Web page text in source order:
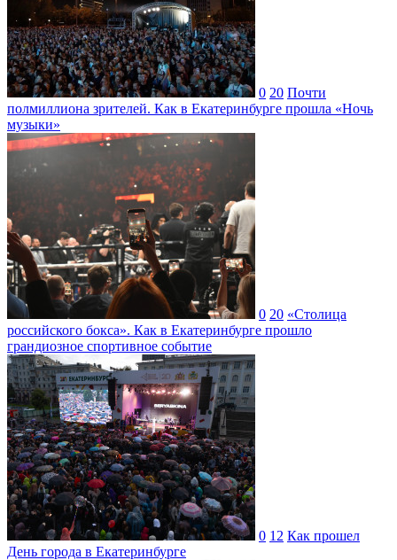
0 20 Почти
полмиллиона зрителей. Как в Екатеринбурге прошла «Ночь
музыки»
0 20 «Столица
российского бокса». Как в Екатеринбурге прошло
грандиозное спортивное событие
0 12 Как прошел
День города в Екатеринбурге